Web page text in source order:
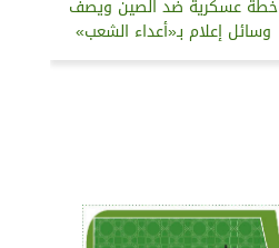
خطة عسكرية ضد الصين ويصف
وسائل إعلام بـ«أعداء الشعب»